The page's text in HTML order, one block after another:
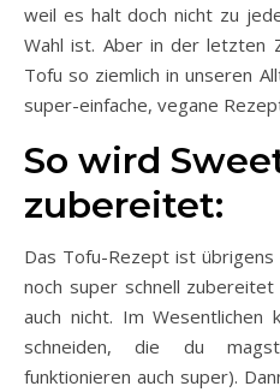
weil es halt doch nicht zu
Wahl ist. Aber in der letzten
Tofu so ziemlich in unseren
super-einfache, vegane
So wird
zubereitet:
Das Tofu-Rezept ist übrigens
noch super schnell
auch nicht. Im
schneiden, die du
funktionieren auch super).